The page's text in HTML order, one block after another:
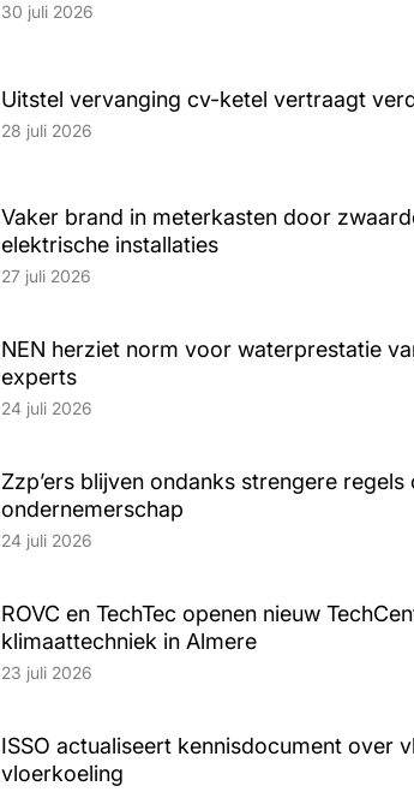
30 juli 2026
Uitstel vervanging cv-ketel vertraagt
Lees artikel
28 juli 2026
Vaker brand in meterkasten door
elektrische installaties
Lees artikel
27 juli 2026
NEN herziet norm voor waterprestatie
experts
Lees artikel
24 juli 2026
Zzp’ers blijven ondanks strengere
ondernemerschap
Lees artikel
24 juli 2026
ROVC en TechTec openen nieuw
klimaattechniek in Almere
Lees artikel
23 juli 2026
ISSO actualiseert kennisdocument over
vloerkoeling
Lees artikel